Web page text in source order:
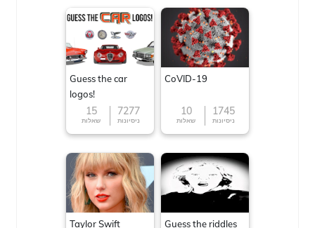
Guess the car
logos!
15
שאלות
7277
ניסיונות
CoVID-19
10
שאלות
1745
ניסיונות
Taylor Swift Guess the riddles